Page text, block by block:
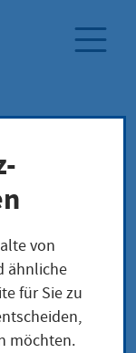
bei
Erteilung
von
ähnliche
für Sie zu
möchten.